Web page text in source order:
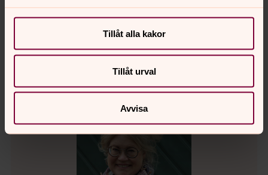
Tillåt alla kakor
Tillåt urval
Avvisa
Direkt:0144-156 30Mobil:076 492 84 03
E-post:Lars.Hillas@svenskakyrkan.se